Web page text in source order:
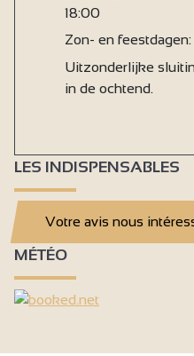
18:00
Zon- en
Uitzonderlijke
in de ochtend.
LES INDISPENSABLES
Votre avis nous
MÉTÉO